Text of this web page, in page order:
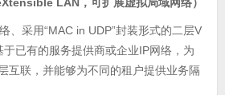
、采用“MAC in UDP”封装形式的二层V
于已有的服务提供商或企业IP网络，为
互联，并能够为不同的租户提供业务隔